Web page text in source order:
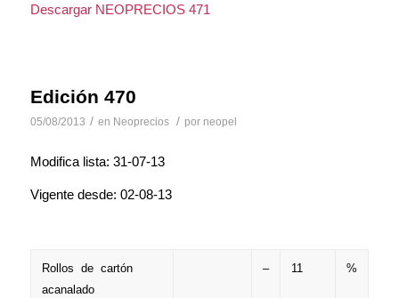
Descargar NEOPRECIOS 471
Edición 470
05/08/2013 / en Neoprecios / por neopel
Modifica lista: 31-07-13
Vigente desde: 02-08-13
Rollos de cartón
acanalado
– 11 %